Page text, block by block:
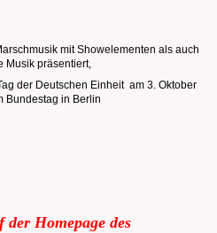
mit Showelementen als auch
Musik präsentiert,
der Deutschen Einheit am 3. Oktober
Bundestag in Berlin
Homepage des